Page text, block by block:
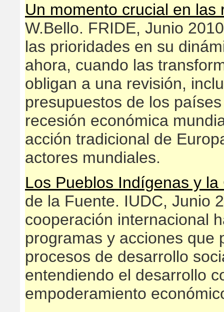
Un momento crucial en las
W.Bello. FRIDE, Junio
las prioridades en su
ahora, cuando las
obligan a una revisión,
presupuestos de los
recesión económica
acción tradicional de
actores mundiales.
Los Pueblos Indígenas y
de la Fuente. IUDC, Junio
cooperación internacional
programas y acciones que
procesos de desarrollo
entendiendo el desarrollo
empoderamiento